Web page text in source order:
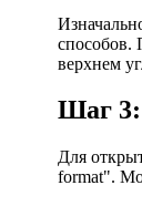
способов.
верхнем
Шаг 3:
Для
format".